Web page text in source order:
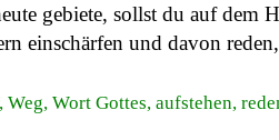
gebiete, sollst du auf dem
einschärfen und davon
Weg, Wort Gottes, aufstehen,